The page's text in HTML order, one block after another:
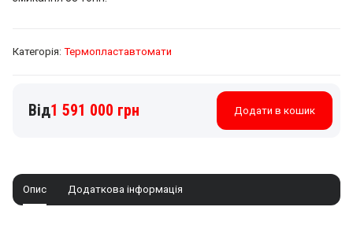
Категорія: Термопластавтомати
1 591 000 грн
Jetmaster
MK6.6
Додати в кошик
Опис Додаткова інформація